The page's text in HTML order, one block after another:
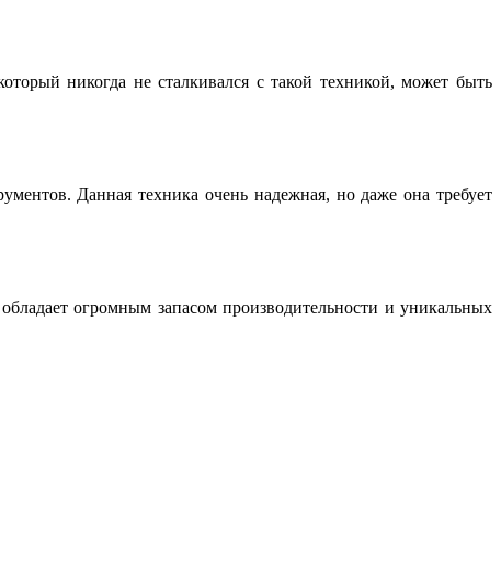
никогда не сталкивался с такой техникой, может быть
Данная техника очень надежная, но даже она требует
огромным запасом производительности и уникальных